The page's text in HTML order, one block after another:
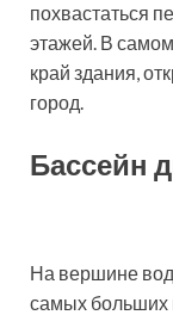
похвастаться
этажей. В
край здания,
город.
Бассейн
На вершине
самых больших